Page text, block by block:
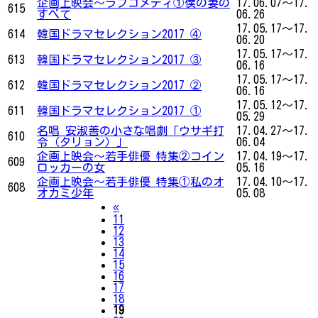
615
企画上映会～ラブコメディ①僕の妻の
すべて
17.06.07～17.
06.26
614
韓国ドラマセレクション2017 ④
17.05.17～17.
06.20
613
韓国ドラマセレクション2017 ③
17.05.17～17.
06.16
612
韓国ドラマセレクション2017 ②
17.05.17～17.
06.16
611
韓国ドラマセレクション2017 ①
17.05.12～17.
05.29
610
名唱 安淑善の小さな唱劇「ウサギ打
令（タリョン）」
17.04.27～17.
06.04
609
企画上映会～若手俳優 特集②コイン
ロッカーの女
17.04.19～17.
05.16
608
企画上映会～若手俳優 特集①私のオ
オカミ少年
17.04.10～17.
05.08
«Previous
11
12
13
14
15
16
17
18
19